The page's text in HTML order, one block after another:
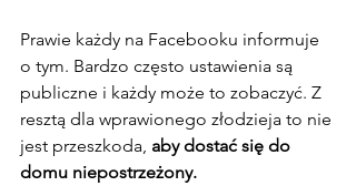
Prawie każdy na Facebooku informuje
o tym. Bardzo często ustawienia są
publiczne i każdy może to zobaczyć. Z
resztą dla wprawionego złodzieja to nie
jest przeszkoda, aby dostać się do
domu niepostrzeżony.